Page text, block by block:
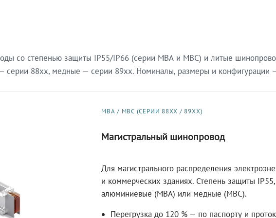
со степенью защиты IP55/IP66 (серии МВА и МВС) и литые
88xx, медные — серии 89xx. Номиналы, размеры и конфигурации —
МВА / МВС (СЕРИИ 88XX / 89XX)
Магистральный шинопровод
Для магистрального распределения
и коммерческих зданиях. Степень защиты
алюминиевые (МВА) или медные (МВС).
Перегрузка до 120 % — по паспорту и